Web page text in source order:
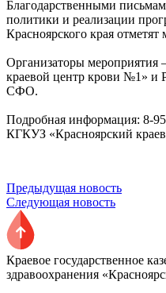
Благодарственными
политики и реализации
Красноярского края
Организаторы
краевой центр крови №1» и
СФО.
Подробная информация: 8-
КГКУЗ «Красноярский
Предыдущая новость
Следующая новость
Краевое государственное
здравоохранения